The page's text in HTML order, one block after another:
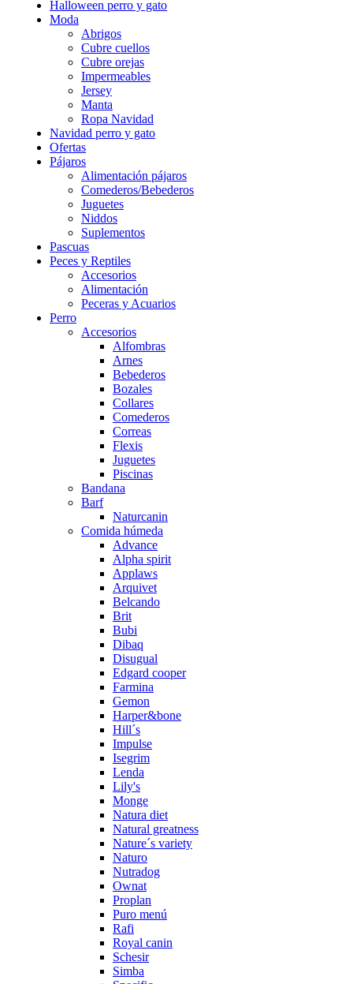
Halloween perro y gato
Moda
Abrigos
Cubre cuellos
Cubre orejas
Impermeables
Jersey
Manta
Ropa Navidad
Navidad perro y gato
Ofertas
Pájaros
Alimentación pájaros
Comederos/Bebederos
Juguetes
Niddos
Suplementos
Pascuas
Peces y Reptiles
Accesorios
Alimentación
Peceras y Acuarios
Perro
Accesorios
Alfombras
Arnes
Bebederos
Bozales
Collares
Comederos
Correas
Flexis
Juguetes
Piscinas
Bandana
Barf
Naturcanin
Comida húmeda
Advance
Alpha spirit
Applaws
Arquivet
Belcando
Brit
Bubi
Dibaq
Disugual
Edgard cooper
Farmina
Gemon
Harper&bone
Hill´s
Impulse
Isegrim
Lenda
Lily's
Monge
Natura diet
Natural greatness
Nature´s variety
Naturo
Nutradog
Ownat
Proplan
Puro menú
Rafi
Royal canin
Schesir
Simba